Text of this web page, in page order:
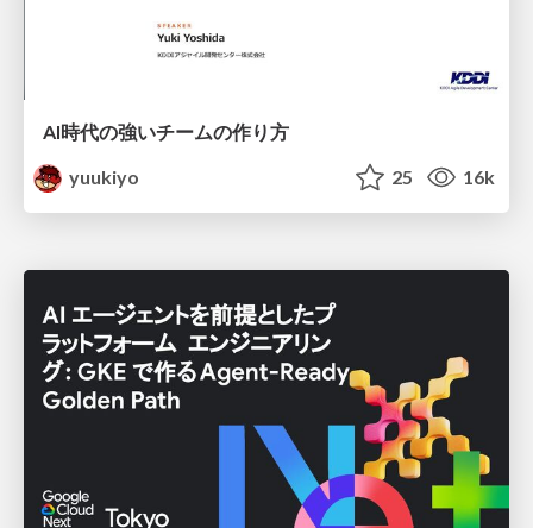
AI時代の強いチームの作り方
yuukiyo
25 16k